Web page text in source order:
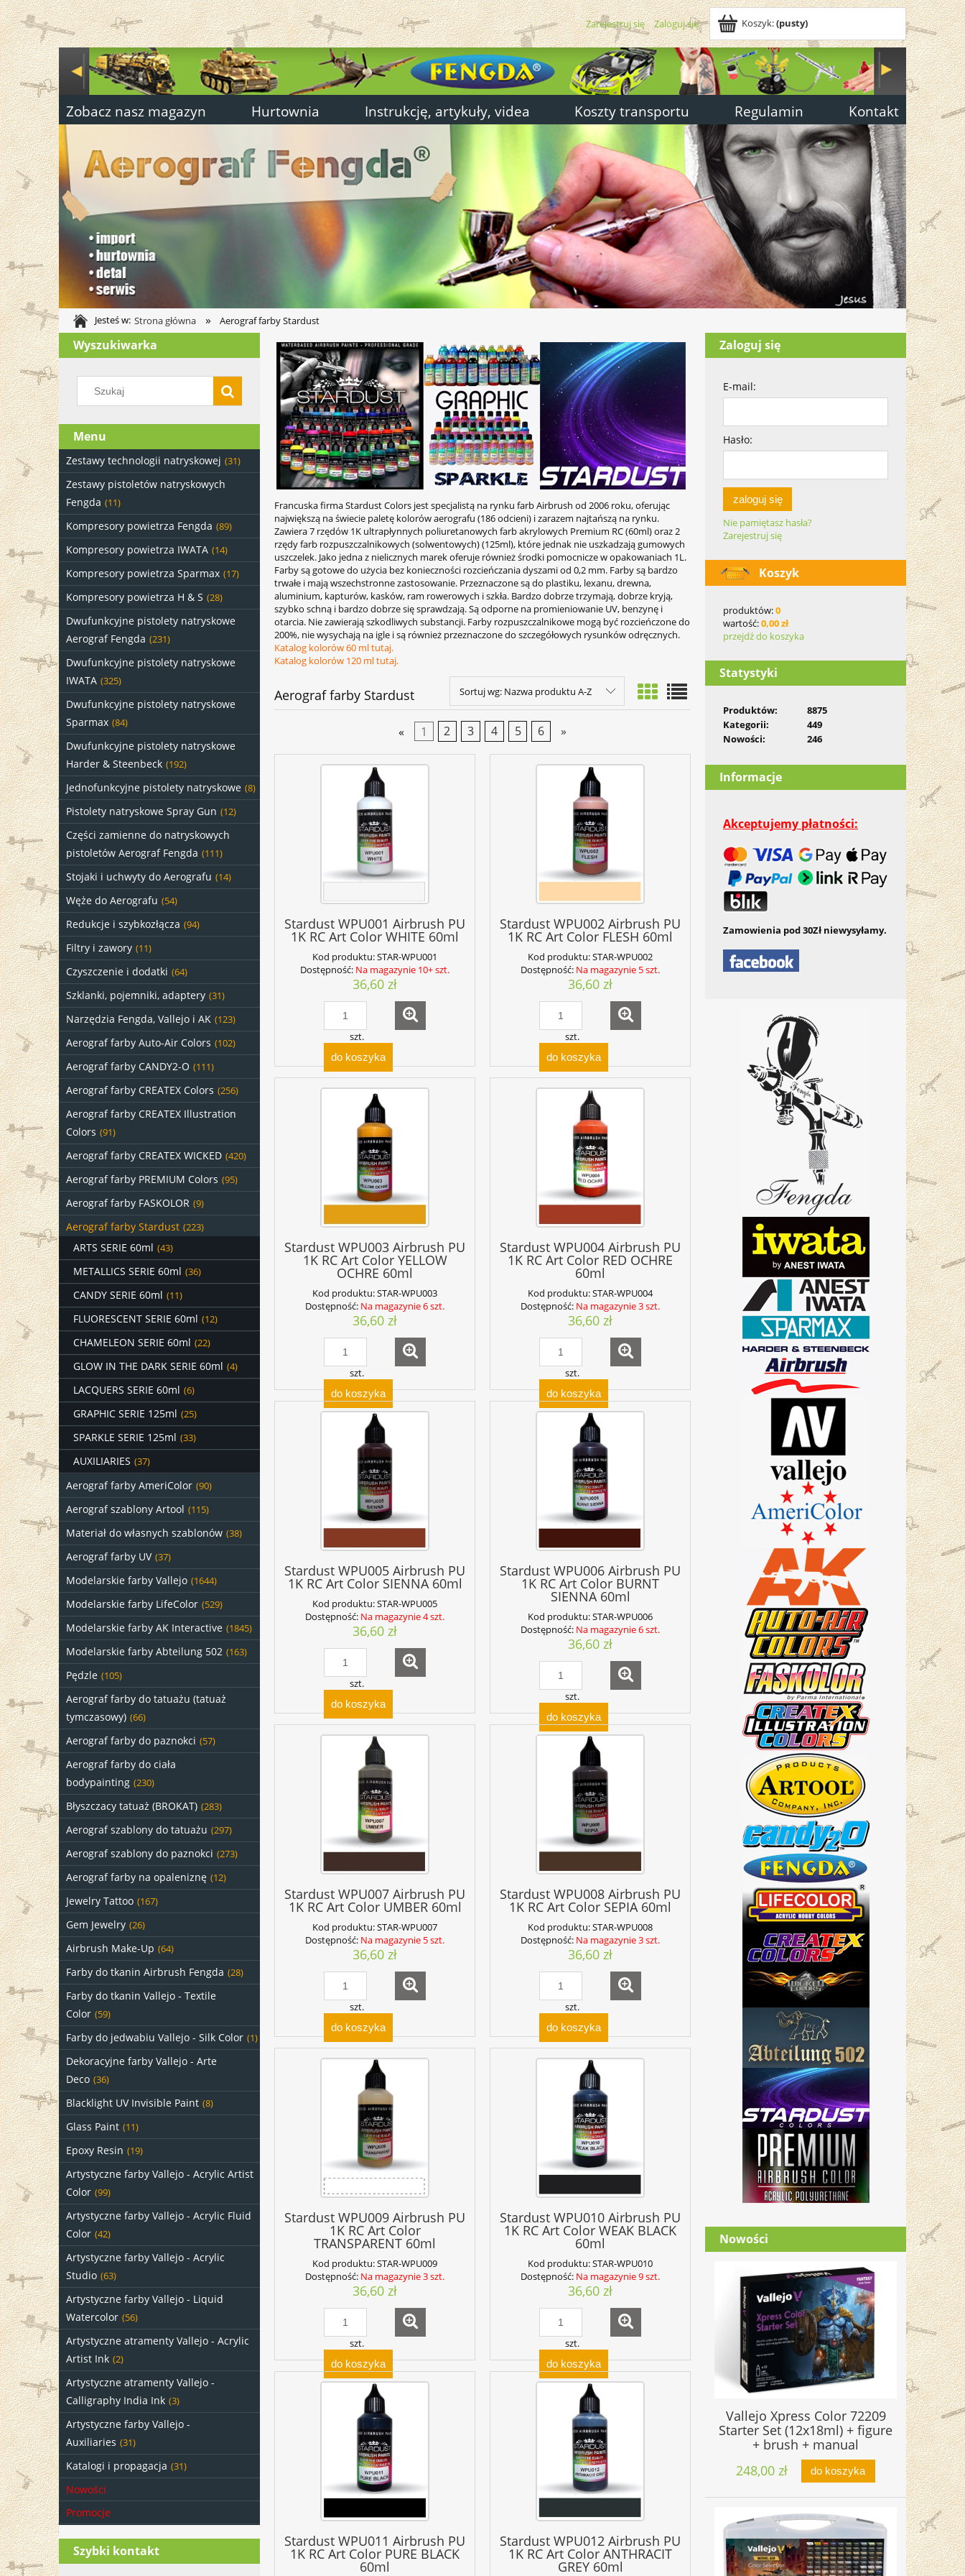
Koszyk:(pusty)
Zarejestruj się Zaloguj się
Zobacz nasz magazyn Hurtownia Instrukcję, artykuły, videa Koszty transportu Regulamin Kontakt
Jesteś w: Strona główna » Aerograf farby Stardust
Wyszukiwarka
Menu
Zestawy technologii natryskowej (31)
Zestawy pistoletów natryskowych
Fengda (11)
Kompresory powietrza Fengda (89)
Kompresory powietrza IWATA (14)
Kompresory powietrza Sparmax (17)
Kompresory powietrza H & S (28)
Dwufunkcyjne pistolety natryskowe
Aerograf Fengda (231)
Dwufunkcyjne pistolety natryskowe
IWATA (325)
Dwufunkcyjne pistolety natryskowe
Sparmax (84)
Dwufunkcyjne pistolety natryskowe
Harder & Steenbeck (192)
Jednofunkcyjne pistolety natryskowe (8)
Pistolety natryskowe Spray Gun (12)
Części zamienne do natryskowych
pistoletów Aerograf Fengda (111)
Stojaki i uchwyty do Aerografu (14)
Węże do Aerografu (54)
Redukcje i szybkozłącza (94)
Filtry i zawory (11)
Czyszczenie i dodatki (64)
Szklanki, pojemniki, adaptery (31)
Narzędzia Fengda, Vallejo i AK (123)
Aerograf farby Auto-Air Colors (102)
Aerograf farby CANDY2-O (111)
Aerograf farby CREATEX Colors (256)
Aerograf farby CREATEX Illustration
Colors (91)
Aerograf farby CREATEX WICKED (420)
Aerograf farby PREMIUM Colors (95)
Aerograf farby FASKOLOR (9)
Aerograf farby Stardust (223)
ARTS SERIE 60ml (43)
METALLICS SERIE 60ml (36)
CANDY SERIE 60ml (11)
FLUORESCENT SERIE 60ml (12)
CHAMELEON SERIE 60ml (22)
GLOW IN THE DARK SERIE 60ml (4)
LACQUERS SERIE 60ml (6)
GRAPHIC SERIE 125ml (25)
SPARKLE SERIE 125ml (33)
AUXILIARIES (37)
Aerograf farby AmeriColor (90)
Aerograf szablony Artool (115)
Materiał do własnych szablonów (38)
Aerograf farby UV (37)
Modelarskie farby Vallejo (1644)
Modelarskie farby LifeColor (529)
Modelarskie farby AK Interactive (1845)
Modelarskie farby Abteilung 502 (163)
Pędzle (105)
Aerograf farby do tatuażu (tatuaż
tymczasowy) (66)
Aerograf farby do paznokci (57)
Aerograf farby do ciała
bodypainting (230)
Błyszczacy tatuaż (BROKAT) (283)
Aerograf szablony do tatuażu (297)
Aerograf szablony do paznokci (273)
Aerograf farby na opaleniznę (12)
Jewelry Tattoo (167)
Gem Jewelry (26)
Airbrush Make-Up (64)
Farby do tkanin Airbrush Fengda (28)
Farby do tkanin Vallejo - Textile
Color (59)
Farby do jedwabiu Vallejo - Silk Color (1)
Dekoracyjne farby Vallejo - Arte
Deco (36)
Blacklight UV Invisible Paint (8)
Glass Paint (11)
Epoxy Resin (19)
Artystyczne farby Vallejo - Acrylic Artist
Color (99)
Artystyczne farby Vallejo - Acrylic Fluid
Color (42)
Artystyczne farby Vallejo - Acrylic
Studio (63)
Artystyczne farby Vallejo - Liquid
Watercolor (56)
Artystyczne atramenty Vallejo - Acrylic
Artist Ink (2)
Artystyczne atramenty Vallejo -
Calligraphy India Ink (3)
Artystyczne farby Vallejo -
Auxiliaries (31)
Katalogi i propagacja (31)
Nowości
Promocje
Szybki kontakt
Francuska firma Stardust Colors jest specjalistą na rynku farb Airbrush od 2006 roku, oferując
największą na świecie paletę kolorów aerografu (186 odcieni) i zarazem najtańszą na rynku.
Zawiera 7 rzędów 1K ultrapłynnych poliuretanowych farb akrylowych Premium RC (60ml) oraz 2
rzędy farb rozpuszczalnikowych (solwentowych) (125ml), które jednak nie uszkadzają gumowych
uszczelek. Jako jedna z nielicznych marek oferuje również środki pomocnicze w opakowaniach 1L.
Farby są gotowe do użycia bez konieczności rozcieńczania dyszami od 0,2 mm. Farby są bardzo
trwałe i mają wszechstronne zastosowanie. Przeznaczone są do plastiku, lexanu, drewna,
aluminium, kapturów, kasków, ram rowerowych i szkła. Bardzo dobrze trzymają, dobrze kryją,
szybko schną i bardzo dobrze się sprawdzają. Są odporne na promieniowanie UV, benzynę i
otarcia. Nie zawierają szkodliwych substancji. Farby rozpuszczalnikowe mogą być rozcieńczone do
200%, nie wysychają na igle i są również przeznaczone do szczegółowych rysunków odręcznych.
Katalog kolorów 60 ml tutaj.
Katalog kolorów 120 ml tutaj.
Aerograf farby Stardust Sortuj wg: Nazwa produktu A-Z
« 1 2 3 4 5 6 »
Stardust WPU001 Airbrush PU
1K RC Art Color WHITE 60ml
Kod produktu:STAR-WPU001
Dostępność: Na magazynie 10+ szt.
36,60 zł
szt.
do koszyka
Stardust WPU002 Airbrush PU
1K RC Art Color FLESH 60ml
Kod produktu:STAR-WPU002
Dostępność: Na magazynie 5 szt.
36,60 zł
szt.
do koszyka
Stardust WPU003 Airbrush PU
1K RC Art Color YELLOW
OCHRE 60ml
Kod produktu:STAR-WPU003
Dostępność: Na magazynie 6 szt.
36,60 zł
szt.
do koszyka
Stardust WPU004 Airbrush PU
1K RC Art Color RED OCHRE
60ml
Kod produktu:STAR-WPU004
Dostępność: Na magazynie 3 szt.
36,60 zł
szt.
do koszyka
Stardust WPU005 Airbrush PU
1K RC Art Color SIENNA 60ml
Kod produktu:STAR-WPU005
Dostępność: Na magazynie 4 szt.
36,60 zł
szt.
do koszyka
Stardust WPU006 Airbrush PU
1K RC Art Color BURNT
SIENNA 60ml
Kod produktu:STAR-WPU006
Dostępność: Na magazynie 6 szt.
36,60 zł
szt.
do koszyka
Stardust WPU007 Airbrush PU
1K RC Art Color UMBER 60ml
Kod produktu:STAR-WPU007
Dostępność: Na magazynie 5 szt.
36,60 zł
szt.
do koszyka
Stardust WPU008 Airbrush PU
1K RC Art Color SEPIA 60ml
Kod produktu:STAR-WPU008
Dostępność: Na magazynie 3 szt.
36,60 zł
szt.
do koszyka
Stardust WPU009 Airbrush PU
1K RC Art Color
TRANSPARENT 60ml
Kod produktu:STAR-WPU009
Dostępność: Na magazynie 3 szt.
36,60 zł
szt.
do koszyka
Stardust WPU010 Airbrush PU
1K RC Art Color WEAK BLACK
60ml
Kod produktu:STAR-WPU010
Dostępność: Na magazynie 9 szt.
36,60 zł
szt.
do koszyka
Stardust WPU011 Airbrush PU
1K RC Art Color PURE BLACK
60ml
Stardust WPU012 Airbrush PU
1K RC Art Color ANTHRACIT
GREY 60ml
Zaloguj się
E-mail:
Hasło:
zaloguj się
Nie pamiętasz hasła?
Zarejestruj się
Koszyk
produktów:0
wartość:0,00 zł
przejdź do koszyka
Statystyki
Produktów:
8875
Kategorii:
449
Nowości:
246
Informacje
Akceptujemy płatności:
Zamowienia pod 30Zł niewysyłamy.
Nowości
Vallejo Xpress Color 72209
Starter Set (12x18ml) + figure
+ brush + manual
248,00 zł
do koszyka